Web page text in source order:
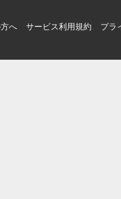
へ サービス利用規約 プラ